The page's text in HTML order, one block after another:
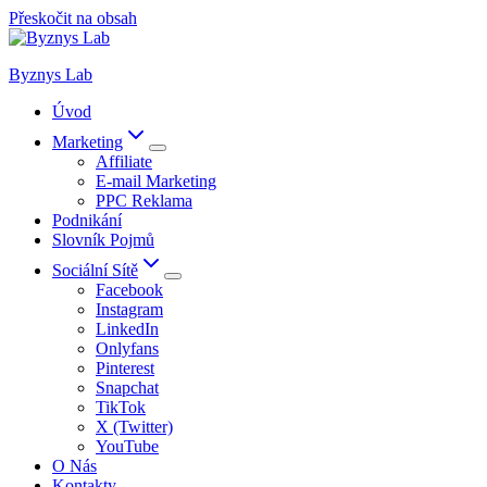
Přeskočit na obsah
Byznys Lab
Úvod
Marketing
Affiliate
E-mail Marketing
PPC Reklama
Podnikání
Slovník Pojmů
Sociální Sítě
Facebook
Instagram
LinkedIn
Onlyfans
Pinterest
Snapchat
TikTok
X (Twitter)
YouTube
O Nás